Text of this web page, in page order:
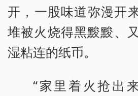
开，一股味道弥漫
堆被火烧得黑黢黢、
湿粘连的纸币。
“家里着火抢出